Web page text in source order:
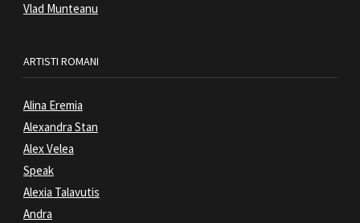
Vlad Munteanu
ARTISTI ROMANI
Alina Eremia
Alexandra Stan
Alex Velea
Speak
Alexia Talavutis
Andra